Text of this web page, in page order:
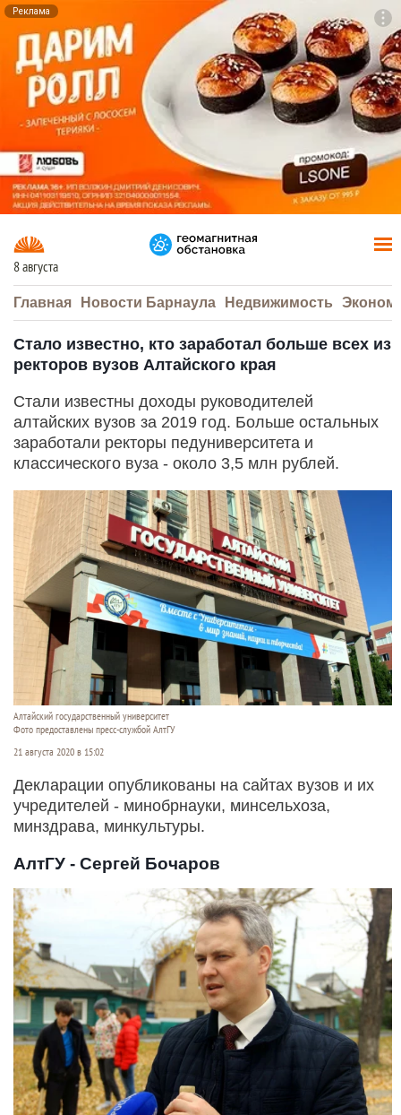
Реклама
8 августа
Главная Новости Барнаула Недвижимость
Стало известно, кто заработал больше всех из
ректоров вузов Алтайского края
Стали известны доходы руководителей
алтайских вузов за 2019 год. Больше остальных
заработали ректоры педуниверситета и
классического вуза - около 3,5 млн рублей.
Алтайский государственный университет
Фото предоставлены пресс-службой АлтГУ
21 августа 2020 в 15:02
Декларации опубликованы на сайтах вузов и их
учредителей - минобрнауки, минсельхоза,
минздрава, минкультуры.
АлтГУ - Сергей Бочаров